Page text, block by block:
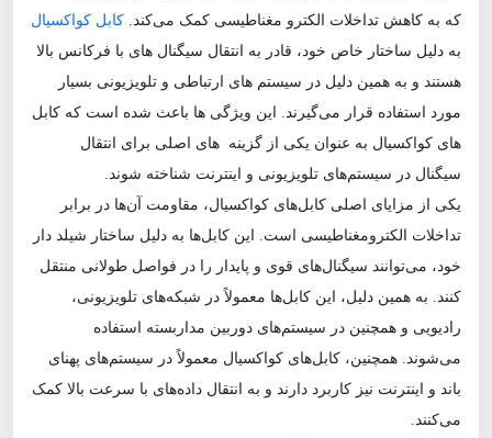
که به کاهش تداخلات الکترو مغناطیسی کمک می‌کند. کابل‌ کواکسیال
به دلیل ساختار خاص خود، قادر به انتقال سیگنال‌ های با فرکانس بالا
هستند و به همین دلیل در سیستم‌ های ارتباطی و تلویزیونی بسیار
مورد استفاده قرار می‌گیرند. این ویژگی‌ ها باعث شده است که کابل‌
های کواکسیال به عنوان یکی از گزینه‌ های اصلی برای انتقال
سیگنال در سیستم‌های تلویزیونی و اینترنت شناخته شوند.
یکی از مزایای اصلی کابل‌های کواکسیال، مقاومت آن‌ها در برابر
تداخلات الکترومغناطیسی است. این کابل‌ها به دلیل ساختار شیلد دار
خود، می‌توانند سیگنال‌های قوی و پایدار را در فواصل طولانی منتقل
کنند. به همین دلیل، این کابل‌ها معمولاً در شبکه‌های تلویزیونی،
رادیویی و همچنین در سیستم‌های دوربین مداربسته استفاده
می‌شوند. همچنین، کابل‌های کواکسیال معمولاً در سیستم‌های پهنای
باند و اینترنت نیز کاربرد دارند و به انتقال داده‌های با سرعت بالا کمک
می‌کنند.